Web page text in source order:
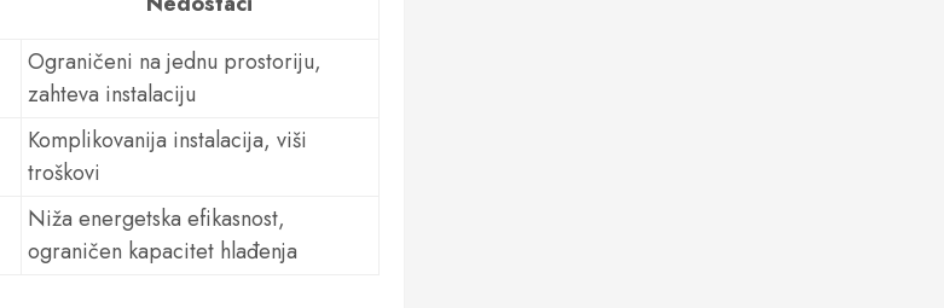
Ograničeni na jednu prostoriju,
zahteva instalaciju
Komplikovanija instalacija, viši
troškovi
Niža energetska efikasnost,
ograničen kapacitet hlađenja